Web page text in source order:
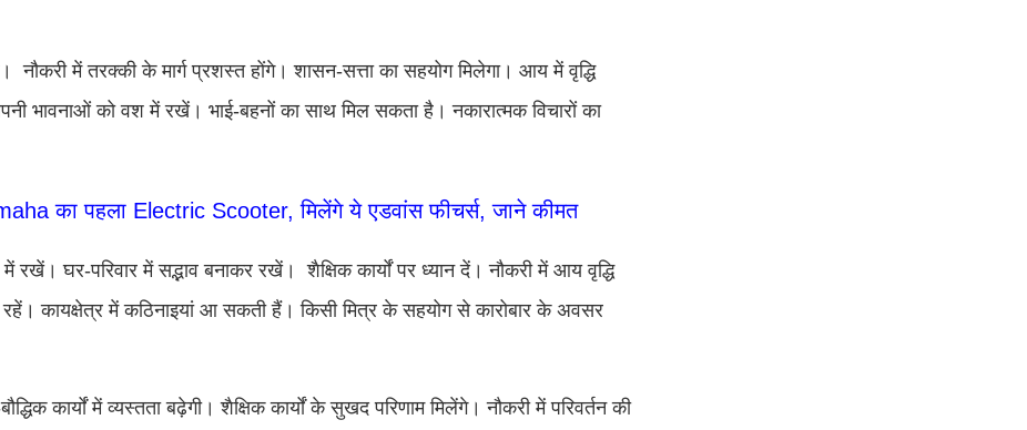
नौकरी में तरक्की के मार्ग प्रशस्त होंगे। शासन-सत्ता का सहयोग मिलेगा। आय में वृद्धि
भावनाओं को वश में रखें। भाई-बहनों का साथ मिल सकता है। नकारात्मक विचारों का
का पहला Electric Scooter, मिलेंगे ये एडवांस फीचर्स, जाने कीमत
रखें। घर-परिवार में सद्भाव बनाकर रखें। शैक्षिक कार्यों पर ध्यान दें। नौकरी में आय वृद्धि
कायक्षेत्र में कठिनाइयां आ सकती हैं। किसी मित्र के सहयोग से कारोबार के अवसर
कार्यों में व्यस्तता बढ़ेगी। शैक्षिक कार्यों के सुखद परिणाम मिलेंगे। नौकरी में परिवर्तन की